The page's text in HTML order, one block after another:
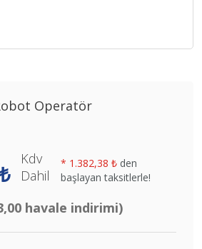
Operatör
Kdv
Dahil
* 1.382,38 ₺ den
başlayan taksitlerle!
havale indirimi)